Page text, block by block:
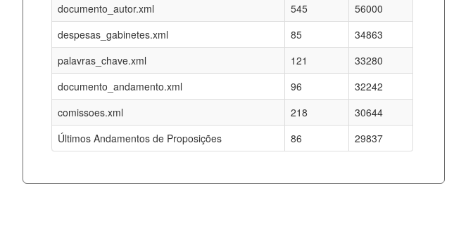
documento_autor.xml
545
56000
despesas_gabinetes.xml
85
34863
palavras_chave.xml
121
33280
documento_andamento.xml
96
32242
comissoes.xml
218
30644
Últimos Andamentos de Proposições
86 29837